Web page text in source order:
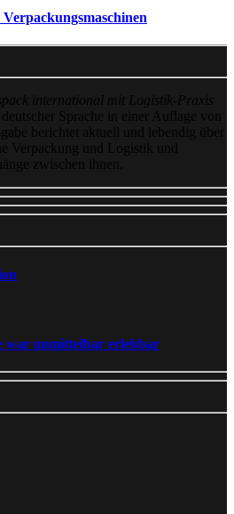
international mit Logistik-Praxis
Sprache in einer Auflage von
berichtet aktuell und lebendig über
Verpackung und Logistik und
zwischen ihnen.
war unmittelbar erlebbar